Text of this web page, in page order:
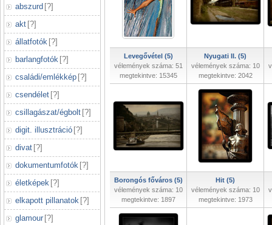
abszurd [?]
akt [?]
állatfotók [?]
barlangfotók [?]
családi/emlékkép [?]
csendélet [?]
csillagászat/égbolt [?]
digit. illusztráció [?]
divat [?]
dokumentumfotók [?]
életképek [?]
elkapott pillanatok [?]
glamour [?]
Levegővétel (5)
vélemények száma: 51
megtekintve: 15345
Nyugati II. (5)
vélemények száma: 10
megtekintve: 2042
Borongós főváros (5)
vélemények száma: 10
megtekintve: 1897
Hit (5)
vélemények száma: 10
megtekintve: 1973